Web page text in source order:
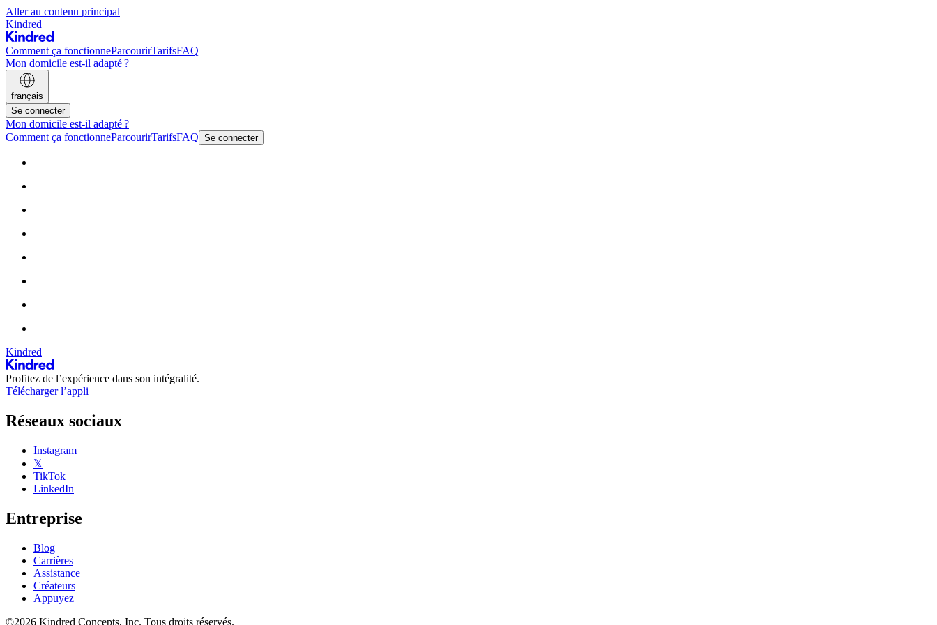
Aller au contenu principal
Kindred
Comment ça fonctionneParcourirTarifsFAQ
Mon domicile est-il adapté ?
français
Se connecter
Mon domicile est-il adapté ?
Comment ça fonctionneParcourirTarifsFAQ Se connecter
Kindred
Profitez de l’expérience dans son intégralité.
Télécharger l’appli
Réseaux sociaux
Instagram
𝕏
TikTok
LinkedIn
Entreprise
Blog
Carrières
Assistance
Créateurs
Appuyez
©2026 Kindred Concepts, Inc. Tous droits réservés.